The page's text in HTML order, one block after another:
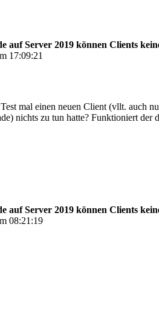
auf Server 2019 können Clients
17:09:21
mal einen neuen Client (vllt. auch
nichts zu tun hatte? Funktioniert der
auf Server 2019 können Clients
08:21:19